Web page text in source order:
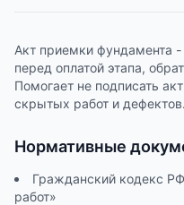
Акт приемки фундамента
перед оплатой этапа,
Помогает не подписать
скрытых работ и дефектов.
Нормативные
Гражданский кодекс
работ»